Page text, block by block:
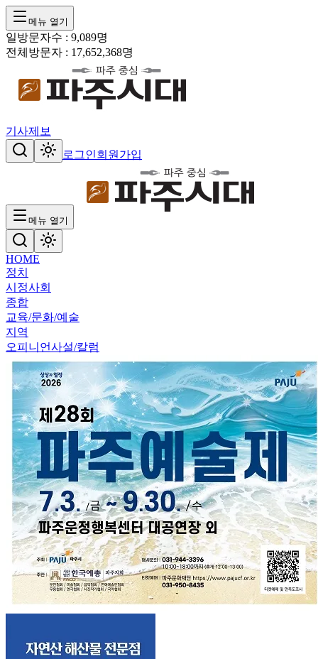
메뉴 열기
일방문자수 : 9,089명
전체방문자 : 17,652,368명
기사제보
로그인회원가입
메뉴 열기
HOME
정치
시정사회
종합
교육/문화/예술
지역
오피니언사설/칼럼